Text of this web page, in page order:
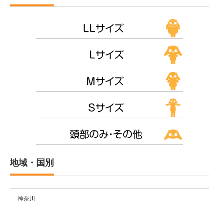
地域・国別
神奈川